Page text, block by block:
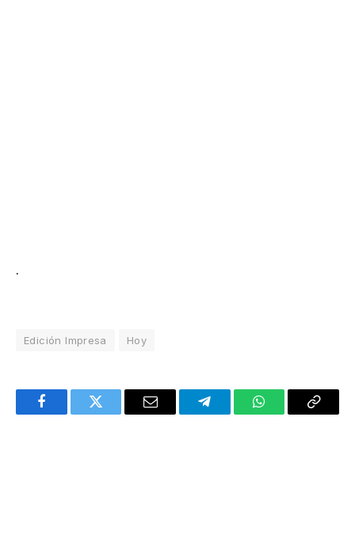
.
Edición Impresa Hoy
FacebookTwitter Email TelegramWhatsAppCopy